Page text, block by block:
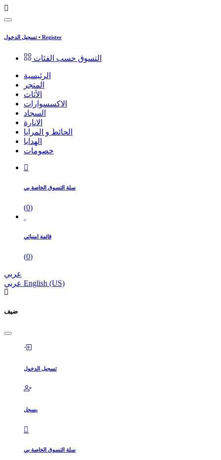
تسجيل الدخول• Register
التسوق حسب الفئات
الرئيسية
المتجر
الأثاث
الاكسسوارات
السجاد
الانارة
الحائط و المرايا
الهدايا
خصومات
سلة التسوق الخاصة بي
(0)
قائمة امنياتي
(0)
عربي
عربي English (US)
ضيف
تسجيل الدخول
يسجل
سلة التسوق الخاصة بي